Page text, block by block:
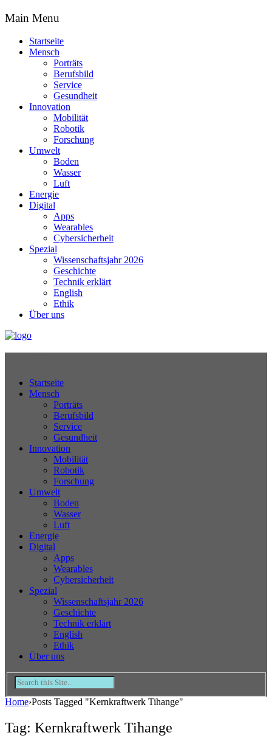
Main Menu
Startseite
Mensch
Porträts
Berufsbild
Service
Gesundheit
Innovation
Mobilität
Robotik
Forschung
Umwelt
Boden
Wasser
Luft
Energie
Digital
Apps
Wearables
Cybersicherheit
Spezial
Wissenschaftsjahr 2026
Geschichte
Technik erklärt
English
Ethik
Über uns
Startseite
Mensch
Porträts
Berufsbild
Service
Gesundheit
Innovation
Mobilität
Robotik
Forschung
Umwelt
Boden
Wasser
Luft
Energie
Digital
Apps
Wearables
Cybersicherheit
Spezial
Wissenschaftsjahr 2026
Geschichte
Technik erklärt
English
Ethik
Über uns
Home›Posts Tagged "Kernkraftwerk Tihange"
Tag: Kernkraftwerk Tihange